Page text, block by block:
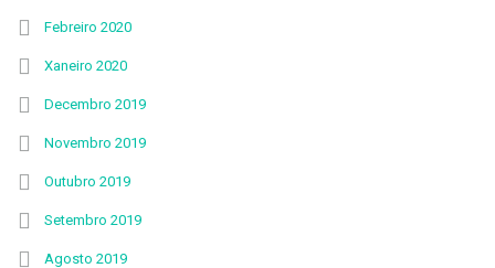
Febreiro 2020
Xaneiro 2020
Decembro 2019
Novembro 2019
Outubro 2019
Setembro 2019
Agosto 2019